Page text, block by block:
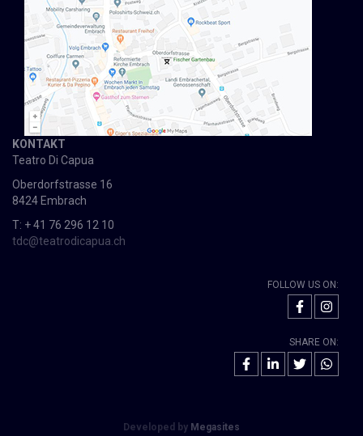
KONTAKT
Teatro Di Capua
Oberdorfstrasse 16
8424 Embrach
T: + 41 76 296 12 10
tdc@teatrodicapua.ch
FOLLOW US ON:
SHARE ON:
Developed by Megasites